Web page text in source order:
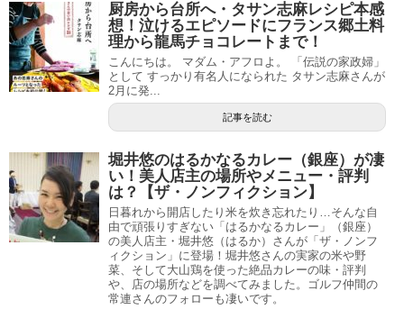
厨房から台所へ・タサン志麻レシピ本感
想！泣けるエピソードにフランス郷土料
理から龍馬チョコレートまで！
こんにちは。 マダム・アフロよ。 「伝説の家政婦」
として すっかり有名人になられた タサン志麻さんが
2月に発...
記事を読む
堀井悠のはるかなるカレー（銀座）が凄
い！美人店主の場所やメニュー・評判
は？【ザ・ノンフィクション】
日暮れから開店したり米を炊き忘れたり…そんな自
由で頑張りすぎない「はるかなるカレー」（銀座）
の美人店主・堀井悠（はるか）さんが「ザ・ノンフ
ィクション」に登場！堀井悠さんの実家の米や野
菜、そして大山鶏を使った絶品カレーの味・評判
や、店の場所などを調べてみました。ゴルフ仲間の
常連さんのフォローも凄いです。